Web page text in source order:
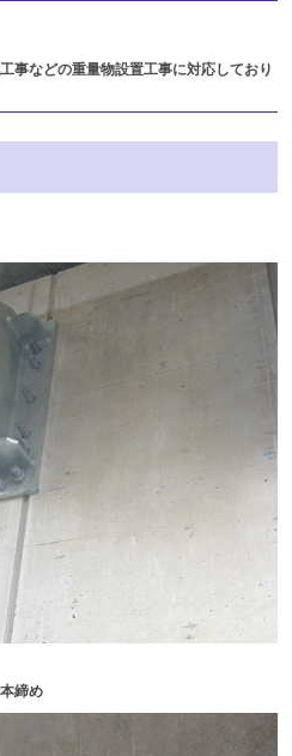
事などの重量物設置工事に対応しており
締め